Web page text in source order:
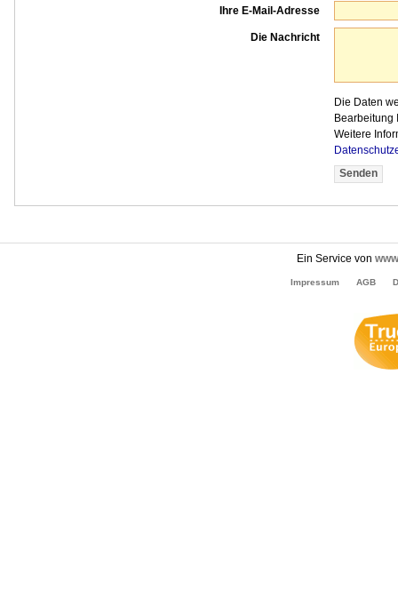
Ihre E-Mail-Adresse
Die Nachricht
Die Daten
Bearbeitung
Weitere
Ein Service von
Impressum AGB